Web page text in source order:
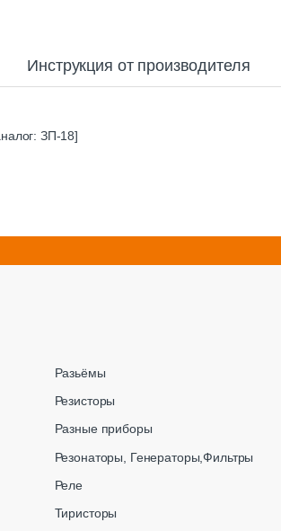
Инструкция от производителя
ЗП-18]
Разьёмы
Резисторы
Разные приборы
Резонаторы, Генераторы,Фильтры
Реле
Тиристоры